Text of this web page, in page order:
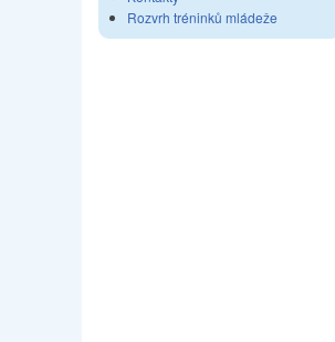
Rozvrh tréninků mládeže